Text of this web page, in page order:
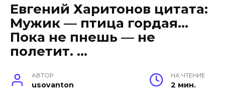
Евгений Харитонов цитата:
Мужик — птица гордая…
Пока не пнешь — не
полетит. …
АВТОР
usovanton
НА ЧТЕНИЕ
2 мин.